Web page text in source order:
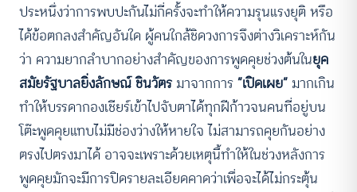
ประหนึ่งว่าการพบปะกันไม่กี่ครั้งจะทำให้ความรุนแรงยุติ หรือ
ได้ข้อตกลงสำคัญอันใด ผู้คนใกล้ชิดวงการจึงต่างวิเคราะห์กัน
ว่า ความยากลำบากอย่างสำคัญของการพูดคุยช่วงต้นในยุค
สมัยรัฐบาลยิ่งลักษณ์ ชินวัตร มาจากการ“เปิดเผย” มากเกิน
ทำให้บรรดากองเชียร์เข้าไปจับตาได้ทุกฝีก้าวจนคนที่อยู่บน
โต๊ะพูดคุยแทบไม่มีช่องว่างให้หายใจ ไม่สามารถคุยกันอย่าง
ตรงไปตรงมาได้ อาจจะเพราะด้วยเหตุนี้ทำให้ในช่วงหลังการ
พูดคุยมักจะมีการปิดรายละเอียดคาดว่าเพื่อจะได้ไม่กระตุ้น